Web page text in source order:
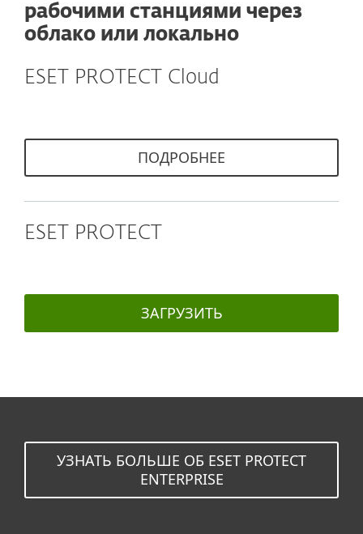
рабочими станциями через
облако или локально
ESET PROTECT Cloud
ПОДРОБНЕЕ
ESET PROTECT
ЗАГРУЗИТЬ
УЗНАТЬ БОЛЬШЕ ОБ ESET PROTECT
ENTERPRISE